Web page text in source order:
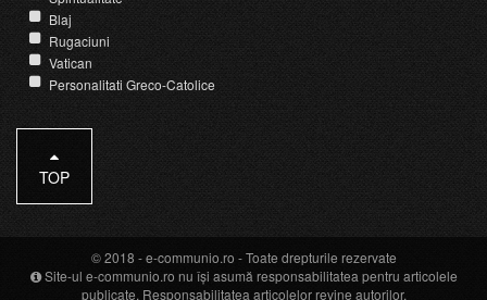
Blaj
Rugaciuni
Vatican
Personalitati Greco-Catolice
TOP
© 2018 -e-communio.ro - Toate drepturile rezervate
Site-ul e-communio.ro nu își asumă responsabilitatea pentru articolele
publicate. Responsabilitatea articolelor revine autorilor.